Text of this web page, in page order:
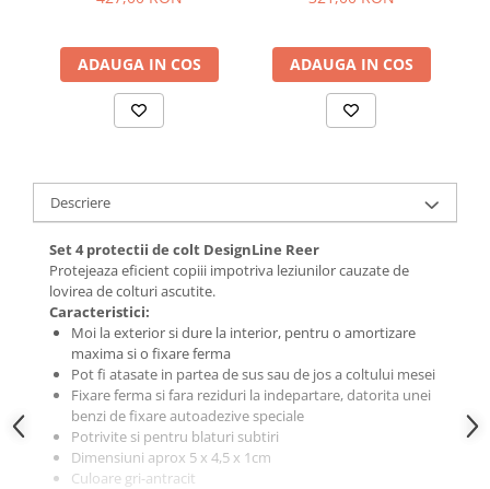
ADAUGA IN COS ADAUGA IN COS
Descriere
Set 4 protectii de colt DesignLine Reer
Protejeaza eficient copiii impotriva leziunilor cauzate de
lovirea de colturi ascutite.
Caracteristici:
Moi la exterior si dure la interior, pentru o amortizare
maxima si o fixare ferma
Pot fi atasate in partea de sus sau de jos a coltului mesei
Fixare ferma si fara reziduri la indepartare, datorita unei
benzi de fixare autoadezive speciale
Potrivite si pentru blaturi subtiri
Dimensiuni aprox 5 x 4,5 x 1cm
Culoare gri-antracit